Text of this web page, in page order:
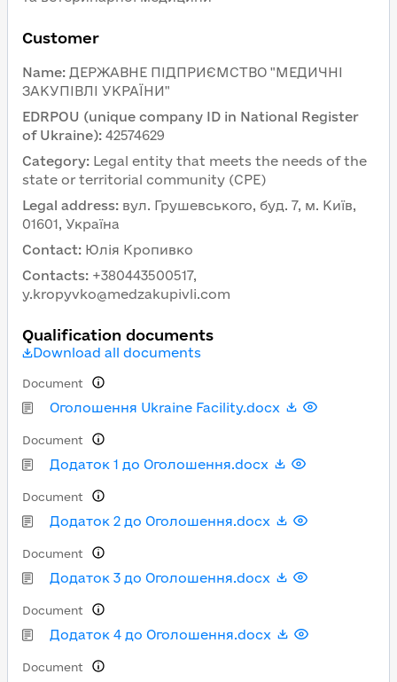
Customer
Name: ДЕРЖАВНЕ ПІДПРИЄМСТВО "МЕДИЧНІ
ЗАКУПІВЛІ УКРАЇНИ"
EDRPOU (unique company ID in National Register
of Ukraine): 42574629
Category: Legal entity that meets the needs of the
state or territorial community (CPE)
Legal address: вул. Грушевського, буд. 7, м. Київ,
01601, Україна
Contact: Юлія Кропивко
Contacts: +380443500517,
y.kropyvko@medzakupivli.com
Qualification documents
Download all documents
Оголошення Ukraine Facility.docx
Document
Додаток 1 до Оголошення.docx
Document
Додаток 2 до Оголошення.docx
Document
Додаток 3 до Оголошення.docx
Document
Додаток 4 до Оголошення.docx
Document
Document